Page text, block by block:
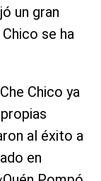
un gran
se ha
Chico ya
al éxito a
en